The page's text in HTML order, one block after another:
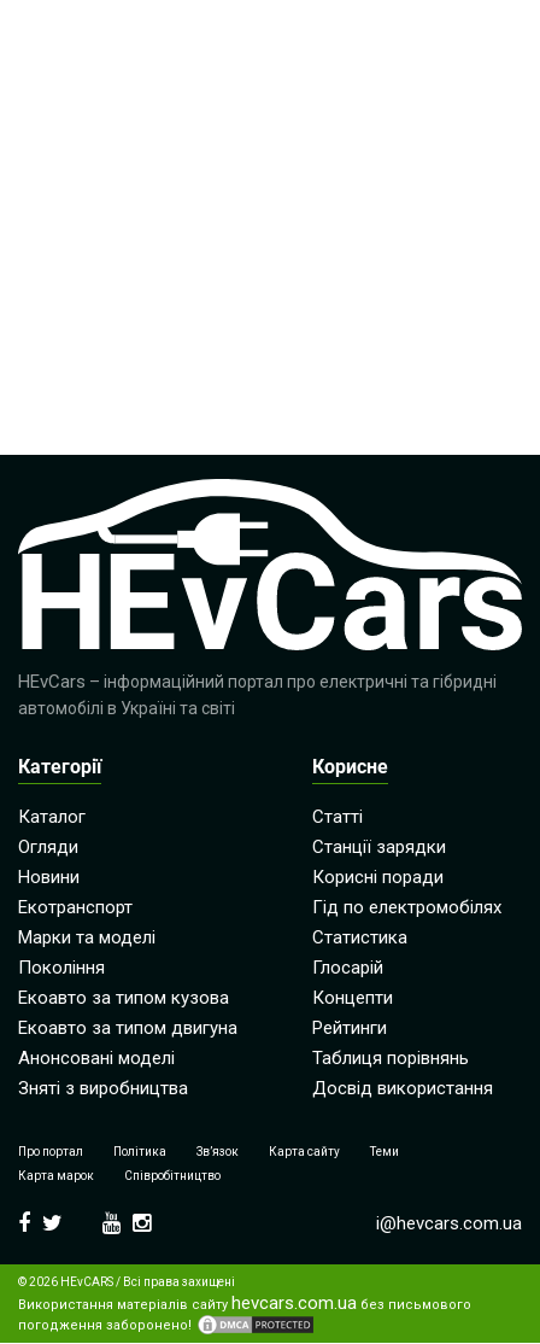
HEvCars – інформаційний портал про електричні та гібридні
автомобілі в Україні та світі
Категорії
Каталог
Огляди
Новини
Екотранспорт
Марки та моделі
Покоління
Екоавто за типом кузова
Екоавто за типом двигуна
Анонсовані моделі
Зняті з виробництва
Корисне
Статті
Станції зарядки
Корисні поради
Гід по електромобілях
Статистика
Глосарій
Концепти
Рейтинги
Таблиця порівнянь
Досвід використання
Про портал Політика Зв’язок Карта сайту
Теми
Карта марок
Співробітництво
i@hevcars.com.ua
© 2026 HEvCARS / Всі права захищені
Використання матеріалів сайту hevcars.com.ua без письмового
погодження заборонено!